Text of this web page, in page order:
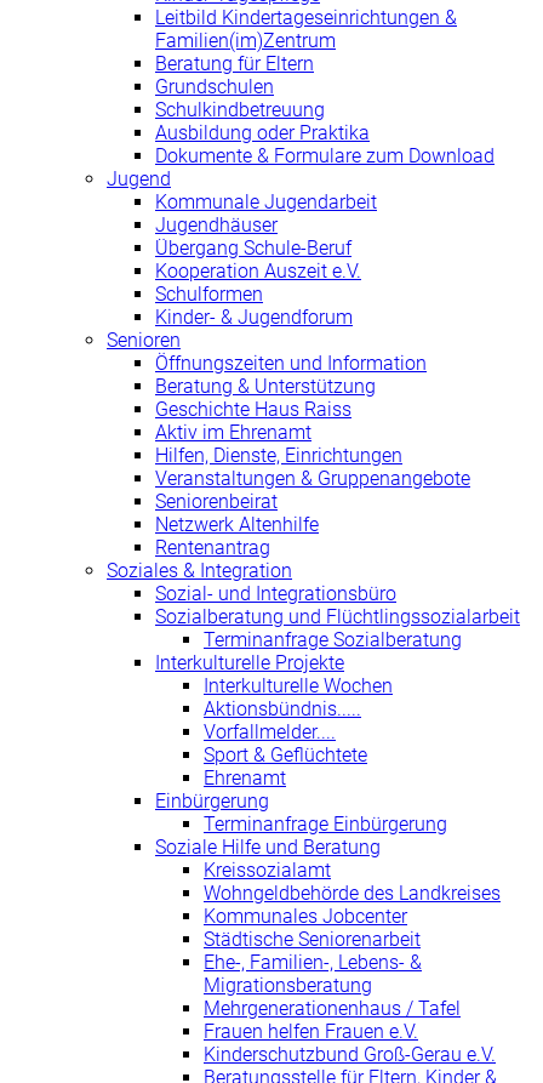
Leitbild Kindertageseinrichtungen &
Familien(im)Zentrum
Beratung für Eltern
Grundschulen
Schulkindbetreuung
Ausbildung oder Praktika
Dokumente & Formulare zum Download
Jugend
Kommunale Jugendarbeit
Jugendhäuser
Übergang Schule-Beruf
Kooperation Auszeit e.V.
Schulformen
Kinder- & Jugendforum
Senioren
Öffnungszeiten und Information
Beratung & Unterstützung
Geschichte Haus Raiss
Aktiv im Ehrenamt
Hilfen, Dienste, Einrichtungen
Veranstaltungen & Gruppenangebote
Seniorenbeirat
Netzwerk Altenhilfe
Rentenantrag
Soziales & Integration
Sozial- und Integrationsbüro
Sozialberatung und Flüchtlingssozialarbeit
Terminanfrage Sozialberatung
Interkulturelle Projekte
Interkulturelle Wochen
Aktionsbündnis.....
Vorfallmelder....
Sport & Geflüchtete
Ehrenamt
Einbürgerung
Terminanfrage Einbürgerung
Soziale Hilfe und Beratung
Kreissozialamt
Wohngeldbehörde des Landkreises
Kommunales Jobcenter
Städtische Seniorenarbeit
Ehe-, Familien-, Lebens- &
Migrationsberatung
Mehrgenerationenhaus / Tafel
Frauen helfen Frauen e.V.
Kinderschutzbund Groß-Gerau e.V.
Beratungsstelle für Eltern, Kinder &